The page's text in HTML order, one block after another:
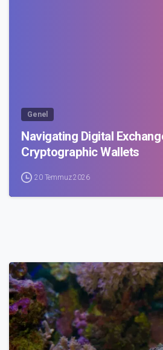
Genel
Navigating Digital
Cryptographic Wallets
20 Temmuz 2026